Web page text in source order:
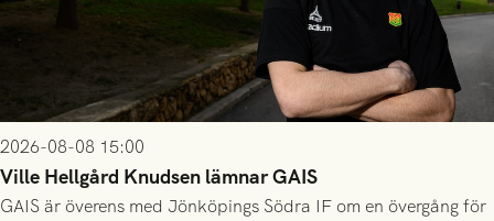
2026-08-08 15:00
Ville Hellgård Knudsen lämnar GAIS
GAIS är överens med Jönköpings Södra IF om en övergång för